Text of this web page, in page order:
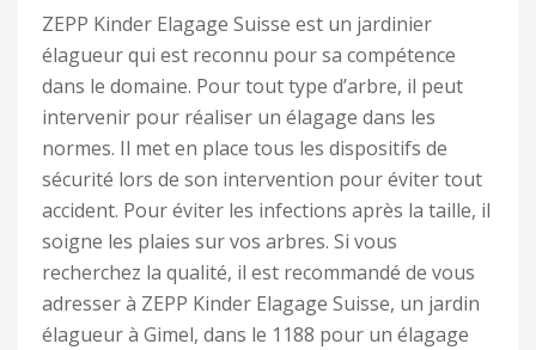
ZEPP Kinder Elagage Suisse est un jardinier
élagueur qui est reconnu pour sa compétence
dans le domaine. Pour tout type d’arbre, il peut
intervenir pour réaliser un élagage dans les
normes. Il met en place tous les dispositifs de
sécurité lors de son intervention pour éviter tout
accident. Pour éviter les infections après la taille, il
soigne les plaies sur vos arbres. Si vous
recherchez la qualité, il est recommandé de vous
adresser à ZEPP Kinder Elagage Suisse, un jardin
élagueur à Gimel, dans le 1188 pour un élagage